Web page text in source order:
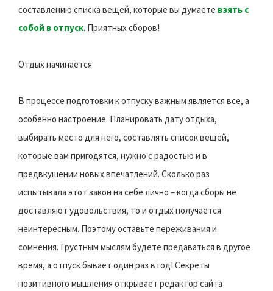
составлению списка вещей, которые вы думаете взять с
собой в отпуск. Приятных сборов!
Отдых начинается
В процессе подготовки к отпуску важным является все, а
особенно настроение. Планировать дату отдыха,
выбирать место для него, составлять список вещей,
которые вам пригодятся, нужно с радостью и в
предвкушении новых впечатлений. Сколько раз
испытывала этот закон на себе лично – когда сборы не
доставляют удовольствия, то и отдых получается
неинтересным. Поэтому оставьте переживания и
сомнения. Грустным мыслям будете предаваться в другое
время, а отпуск бывает один раз в год! Секреты
позитивного мышления открывает редактор сайта